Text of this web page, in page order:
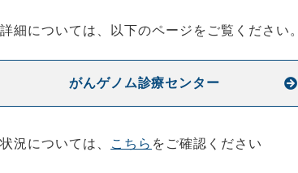
細については、以下のページをご覧ください。
がんゲノム診療センター
況については、 こちら をご確認ください